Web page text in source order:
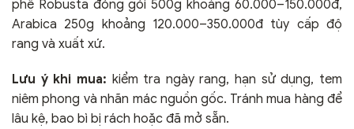
phê Robusta đóng gói 500g khoảng 60.000–150.000đ,
Arabica 250g khoảng 120.000–350.000đ tùy cấp độ
rang và xuất xứ.
Lưu ý khi mua: kiểm tra ngày rang, hạn sử dụng, tem
niêm phong và nhãn mác nguồn gốc. Tránh mua hàng để
lâu kệ, bao bì bị rách hoặc đã mở sẵn.